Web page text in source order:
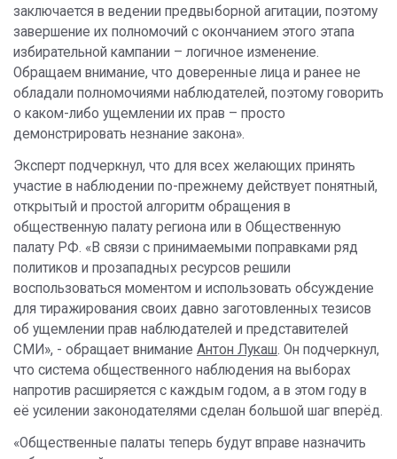
заключается в ведении предвыборной агитации, поэтому
завершение их полномочий с окончанием этого этапа
избирательной кампании – логичное изменение.
Обращаем внимание, что доверенные лица и ранее не
обладали полномочиями наблюдателей, поэтому говорить
о каком-либо ущемлении их прав – просто
демонстрировать незнание закона».
Эксперт подчеркнул, что для всех желающих принять
участие в наблюдении по-прежнему действует понятный,
открытый и простой алгоритм обращения в
общественную палату региона или в Общественную
палату РФ. «В связи с принимаемыми поправками ряд
политиков и прозападных ресурсов решили
воспользоваться моментом и использовать обсуждение
для тиражирования своих давно заготовленных тезисов
об ущемлении прав наблюдателей и представителей
СМИ», - обращает внимание Антон Лукаш. Он подчеркнул,
что система общественного наблюдения на выборах
напротив расширяется с каждым годом, а в этом году в
её усилении законодателями сделан большой шаг вперёд.
«Общественные палаты теперь будут вправе назначить